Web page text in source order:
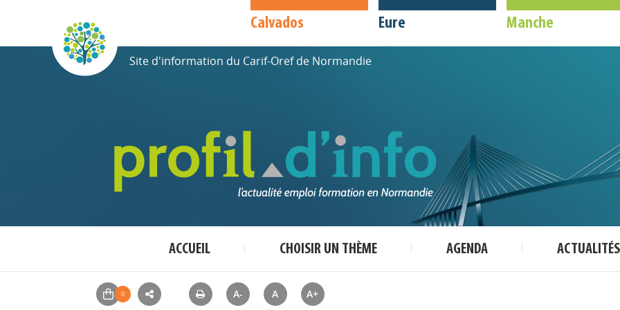
Calvados Eure Manche
Site d'information du Carif-Oref de Normandie
ACCUEIL CHOISIR UN THÈME AGENDA ACTUALITÉS
A- A A+